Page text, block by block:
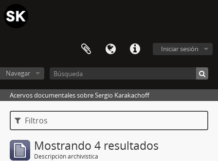
Iniciar sesión
Navegar
Acervos documentales sobre Sergio Karakachoff
Filtros
Mostrando 4 resultados
Descripción archivística